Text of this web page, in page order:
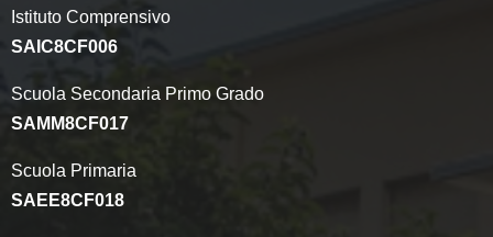
Istituto Comprensivo
SAIC8CF006
Scuola Secondaria Primo Grado
SAMM8CF017
Scuola Primaria
SAEE8CF018